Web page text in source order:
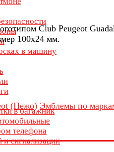
в машину
в багажник
телефона
сигнализации
Club Peugeot
100х24 мм.
(Пежо) Эмблемы по